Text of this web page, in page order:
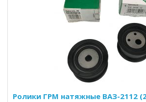
Ролики ГРМ натяжные ВАЗ-2112